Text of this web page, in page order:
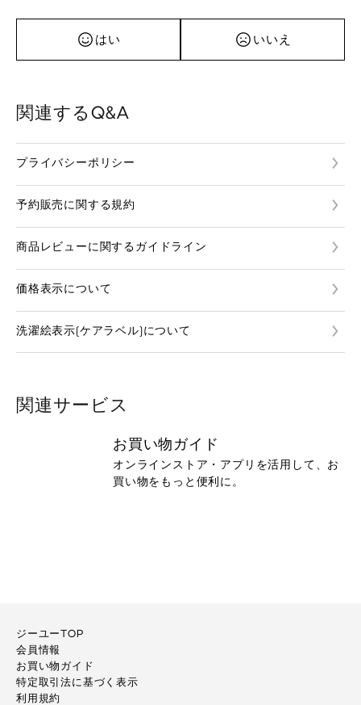
はい いいえ
関連するQ&A
プライバシーポリシー
予約販売に関する規約
商品レビューに関するガイドライン
価格表示について
洗濯絵表示(ケアラベル)について
関連サービス
お買い物ガイド
オンラインストア・アプリを活用して、お
買い物をもっと便利に。
ジーユーTOP
会員情報
お買い物ガイド
特定取引法に基づく表示
利用規約